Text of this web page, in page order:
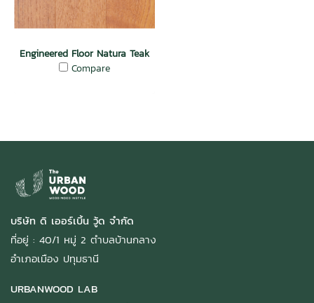
Engineered Floor Natura Teak
Compare
บริษัท ดิ เออร์เบิ้น วู้ด จำกัด
ที่อยู่ : 40/1 หมู่ 2 ตำบลบ้านกลาง
อำเภอเมือง ปทุมธานี
URBANWOOD LAB